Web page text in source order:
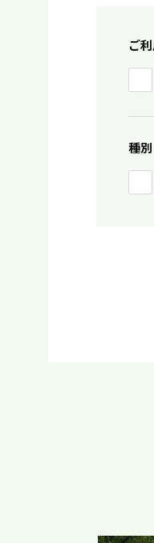
ご
種別